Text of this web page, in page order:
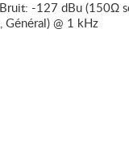
-127 dBu (150Ω
Général) @ 1 kHz